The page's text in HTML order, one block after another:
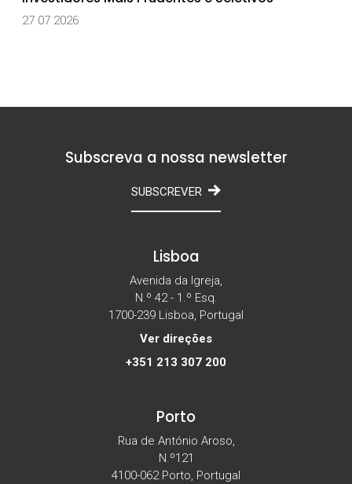
27 07 2026
Subscreva a nossa newsletter
SUBSCREVER
Lisboa
Avenida da Igreja,
N.º 42 - 1.º Esq.
1700-239 Lisboa, Portugal
Ver direções
+351 213 307 200
Porto
Rua de António Aroso,
N.º121
4100-062 Porto, Portugal